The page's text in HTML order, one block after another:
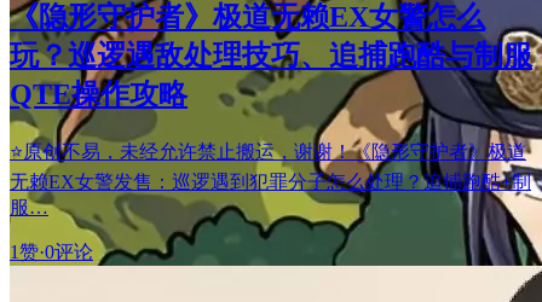
《隐形守护者》极道无赖EX女警怎么
玩？巡逻遇敌处理技巧、追捕跑酷与制服
QTE操作攻略
⭐原创不易，未经允许禁止搬运，谢谢！《隐形守护者》极道
无赖EX女警发售：巡逻遇到犯罪分子怎么处理？追捕跑酷+制
服…
1赞·0评论